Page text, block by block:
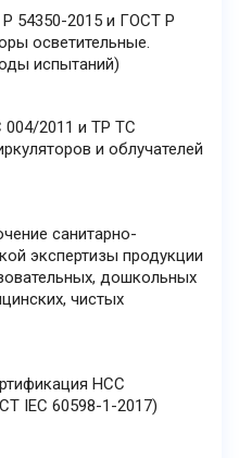
54350-2015 и ГОСТ Р
осветительные.
испытаний)
004/2011 и ТР ТС
и облучателей
санитарно-
экспертизы продукции
дошкольных
чистых
НСС
IEC 60598-1-2017)